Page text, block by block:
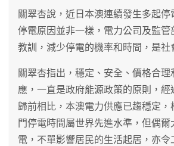
關翠杏說，近日本澳連續發生多起
停電原因並非一樣，電力公司及監管
教訓，減少停電的機率和時間，是社
關翠杏指出，穩定、安全、價格合
應，一直是政府能源政策的原則，經
歸前相比，本澳電力供應已趨穩定
門停電時間屬世界先進水準，但偶
電，不單影響居民的生活起居，亦令